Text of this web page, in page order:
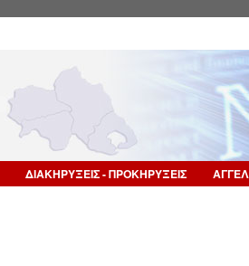
ΔΙΑΚΗΡΥΞΕΙΣ - ΠΡΟΚΗΡΥΞΕΙΣ